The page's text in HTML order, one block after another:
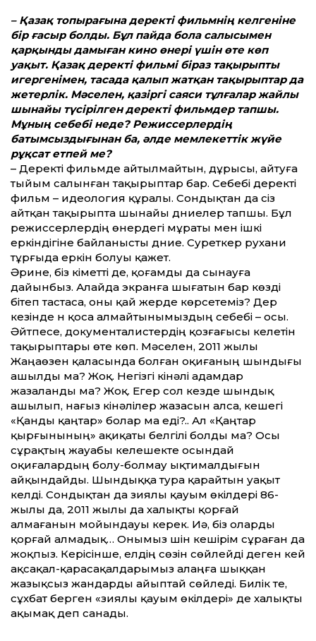
– Қазақ топырағына деректі фильмнің келгеніне
бір ғасыр болды. Бұл пайда бола салысымен
қарқынды дамыған кино өнері үшін өте көп
уақыт. Қазақ деректі фильмі біраз тақырыпты
игергенімен, тасада қалып жатқан тақырыптар да
жетерлік. Мәселен, қазіргі саяси тұлғалар жайлы
шынайы түсірілген деректі фильмдер тапшы.
Мұның себебі неде? Режиссерлердің
батымсыздығынан ба, әлде мемлекет­тік жүйе
рұқсат етпей ме?
– Деректі фильмде айтылмайтын, дұрысы, айтуға
тыйым салынған тақырыптар бар. Себебі деректі
фильм – идеология құралы. Сондықтан да сіз
айтқан тақырыпта шынайы дүниелер тапшы. Бұл
режиссерлердің өнердегі мұраты мен ішкі
еркіндігіне байланысты дүние. Суреткер рухани
тұрғыда еркін болуы қажет.
Әрине, біз үкімет­ті де, қоғамды да сынауға
дайынбыз. Алайда экранға шығатын бар көзді
бітеп тастаса, оны қай жерде көрсетеміз? Дер
кезінде үн қоса алмайтынымыздың себебі – осы.
Әйтпесе, документалистердің қозғағысы келетін
тақырыптары өте көп. Мәселен, 2011 жылы
Жаңаөзен қаласында болған оқиғаның шындығы
ашылды ма? Жоқ. Негізгі кінәлі адамдар
жазаланды ма? Жоқ. Егер сол кезде шындық
ашылып, нағыз кінәлілер жазасын алса, кешегі
«Қанды қаңтар» болар ма еді?.. Ал «Қаңтар
қырғынының» ақиқаты белгілі болды ма? Осы
сұрақтың жауабы келешекте осындай
оқиғалардың болу-болмау ықтималдығын
айқындайды. Шындыққа тура қарайтын уақыт
келді. Сондықтан да зиялы қауым өкілдері 86-
жылы да, 2011 жылы да халықты қорғай
алмағанын мойындауы керек. Иә, біз оларды
қорғай алмадық… Онымыз үшін кешірім сұраған да
жоқпыз. Керісінше, елдің сөзін сөйлейді деген кей
ақсақал-қарасақалдарымыз алаңға шыққан
жазықсыз жандарды айыптай сөйледі. Билік те,
сұхбат берген «зиялы қауым өкілдері» де халықты
ақымақ деп санады.